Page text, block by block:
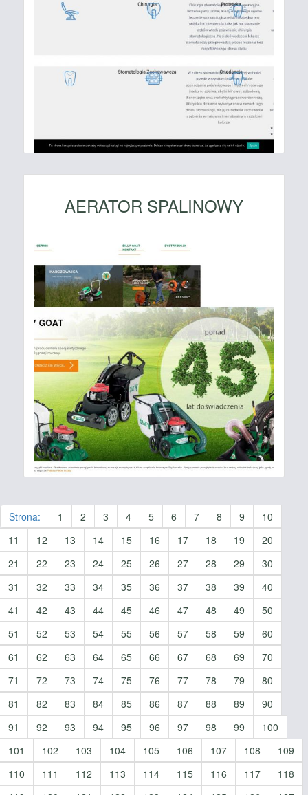
AERATOR SPALINOWY
Strona: 1 2 3 4 5 6 7 8 9
10
11
12 13 14 15 16 17 18 19
20
21
22 23 24 25 26 27 28 29
30
31
32 33 34 35 36 37 38 39
40
41
42 43 44 45 46 47 48 49
50
51
52 53 54 55 56 57 58 59
60
61
62 63 64 65 66 67 68 69
70
71
72 73 74 75 76 77 78 79
80
81
82 83 84 85 86 87 88 89
90
91
92 93 94 95 96 97 98 99
100
101
102 103 104 105 106 107 108
109
110
111 112 113 114 115 116 117
118